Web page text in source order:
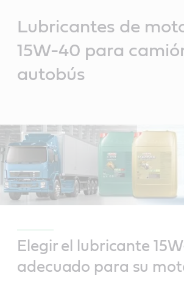
Lubricantes de
15W-40 para
autobús
Elegir el lubricante
adecuado para su